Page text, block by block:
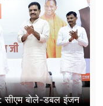
सीएम बोले-डबल इंजन